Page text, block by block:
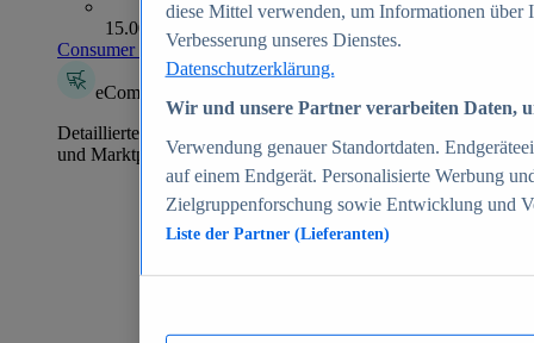
15.000+ Marken
Consumer Insights entdecken
eCommerce Insights
Detaillierte Informationen zu mehr als 39.000 Online-Shops
und Marktplätzen
diese Mittel verwenden, um Informationen über
Verbesserung unseres Dienstes.
Datenschutzerklärung.
Wir und unsere Partner verarbeiten Daten,
Verwendung genauer Standortdaten.
auf einem Endgerät. Personalisierte Werbung
Zielgruppenforschung sowie Entwicklung und
Liste der Partner (Lieferanten)